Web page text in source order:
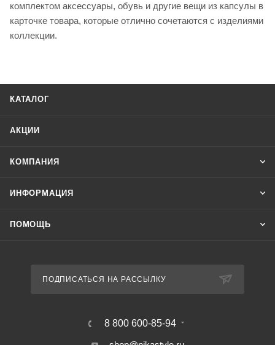
комплектом аксессуары, обувь и другие вещи из капсулы в
карточке товара, которые отлично сочетаются с изделиями
коллекции.
КАТАЛОГ
АКЦИИ
КОМПАНИЯ
ИНФОРМАЦИЯ
ПОМОЩЬ
ПОДПИСАТЬСЯ НА РАССЫЛКУ
8 800 600-85-94